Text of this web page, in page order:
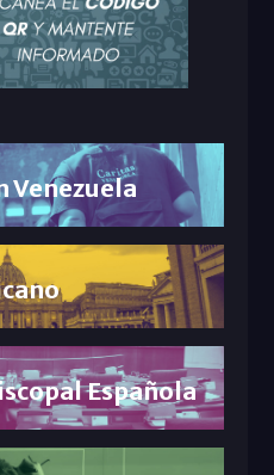
Venezuela
Española